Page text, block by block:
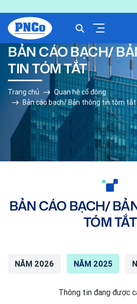
BẢN CÁO BẠCH/
TIN TÓM TẮT
Trang chủ
Quan hệ cổ đông
Bản cáo bạch/ Bản thông tin tóm tắt
BẢN CÁO BẠCH/
TÓM TẮT
NĂM 2026 NĂM 2025
Thông tin đang được